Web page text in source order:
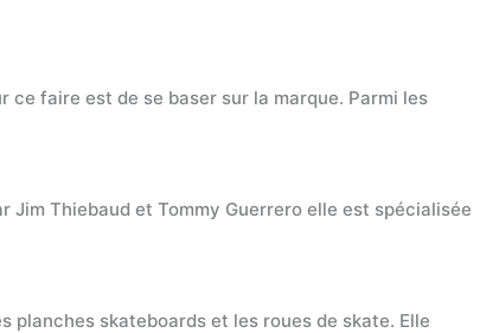
ce faire est de se baser sur la marque. Parmi les
Thiebaud et Tommy Guerrero elle est spécialisée
planches skateboards et les roues de skate. Elle